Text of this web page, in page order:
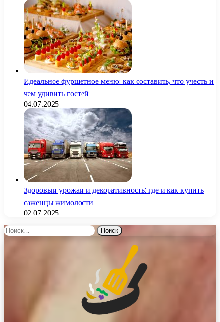
Идеальное фуршетное меню: как составить, что учесть и
чем удивить гостей
04.07.2025
Здоровый урожай и декоративность: где и как купить
саженцы жимолости
02.07.2025
Найти: